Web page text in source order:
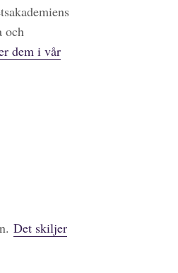
och
dem i vår
Det skiljer